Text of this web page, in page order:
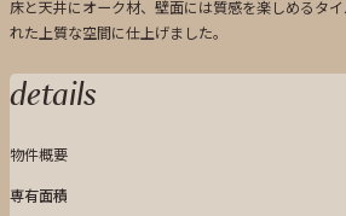
床と天井にオーク材、壁面には質感を楽しめるタ
れた上質な空間に仕上げました。
details
物件概要
専有面積